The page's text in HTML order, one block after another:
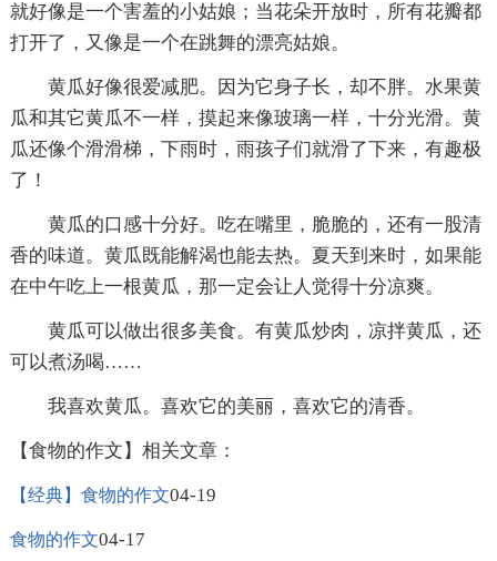
就好像是一个害羞的小姑娘；当花朵开放时，所有花瓣都
打开了，又像是一个在跳舞的漂亮姑娘。
黄瓜好像很爱减肥。因为它身子长，却不胖。水果黄
瓜和其它黄瓜不一样，摸起来像玻璃一样，十分光滑。黄
瓜还像个滑滑梯，下雨时，雨孩子们就滑了下来，有趣极
了！
黄瓜的口感十分好。吃在嘴里，脆脆的，还有一股清
香的味道。黄瓜既能解渴也能去热。夏天到来时，如果能
在中午吃上一根黄瓜，那一定会让人觉得十分凉爽。
黄瓜可以做出很多美食。有黄瓜炒肉，凉拌黄瓜，还
可以煮汤喝……
我喜欢黄瓜。喜欢它的美丽，喜欢它的清香。
【食物的作文】相关文章：
【经典】食物的作文04-19
食物的作文04-17